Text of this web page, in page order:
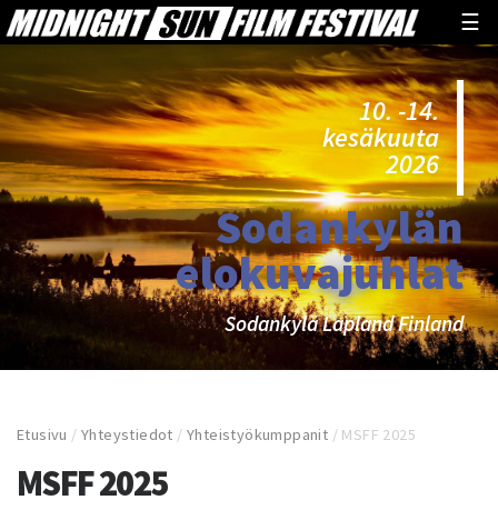
☰
10. -14.
kesäkuuta
2026
Sodankylän
elokuvajuhlat
Sodankylä Lapland Finland
Etusivu /Yhteystiedot /Yhteistyökumppanit / MSFF 2025
MSFF 2025